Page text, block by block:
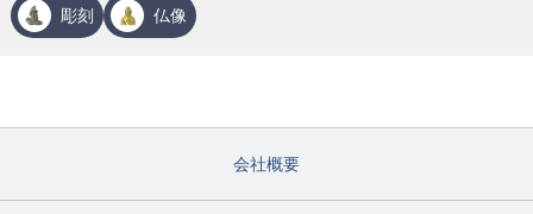
彫刻 仏像
会社概要